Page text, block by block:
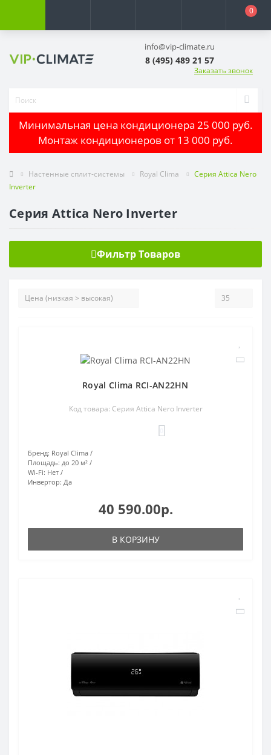
0
info@vip-climate.ru
8 (495) 489 21 57
Заказать звонок
Минимальная цена кондиционера 25 000 руб.
Монтаж кондиционеров от 13 000 руб.
Настенные сплит-системы Royal Clima
Серия Attica Nero
Inverter
Серия Attica Nero Inverter
Фильтр Товаров
Royal Clima RCI-AN22HN
Код товара: Серия Attica Nero Inverter
Бренд: Royal Clima
Площадь: до 20 м²
Wi-Fi: Нет
Инвертор: Да
40 590.00р.
В КОРЗИНУ